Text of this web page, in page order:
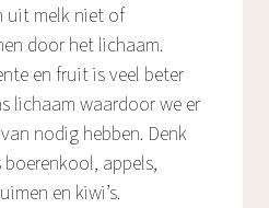
uit melk niet of
door het lichaam.
en fruit is veel beter
lichaam waardoor we er
nodig hebben. Denk
appels,
en kiwi’s.